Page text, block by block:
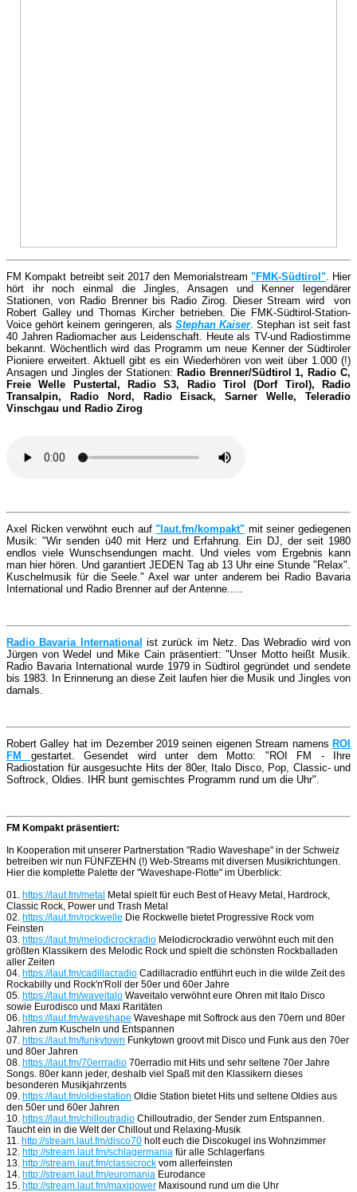
FM Kompakt betreibt seit 2017 den Memorialstream "FMK-Südtirol". Hier
hört ihr noch einmal die Jingles, Ansagen und Kenner legendärer
Stationen, von Radio Brenner bis Radio Zirog. Dieser Stream wird von
Robert Galley und Thomas Kircher betrieben. Die FMK-Südtirol-Station-
Voice gehört keinem geringeren, als Stephan Kaiser.Stephan ist seit fast
40 Jahren Radiomacher aus Leidenschaft. Heute als TV-und Radiostimme
bekannt. Wöchentlich wird das Programm um neue Kenner der Südtiroler
Pioniere erweitert. Aktuell gibt es ein Wiederhören von weit über 1.000 (!)
Ansagen und Jingles der Stationen: Radio Brenner/Südtirol 1, Radio C,
Freie Welle Pustertal, Radio S3, Radio Tirol (Dorf Tirol), Radio
Transalpin, Radio Nord, Radio Eisack, Sarner Welle, Teleradio
Vinschgau und Radio Zirog
Axel Ricken verwöhnt euch auf"laut.fm/kompakt" mit seiner gediegenen
Musik: "Wir senden ü40 mit Herz und Erfahrung. Ein DJ, der seit 1980
endlos viele Wunschsendungen macht. Und vieles vom Ergebnis kann
man hier hören. Und garantiert JEDEN Tag ab 13 Uhr eine Stunde "Relax".
Kuschelmusik für die Seele." Axel war unter anderem bei Radio Bavaria
International und Radio Brenner auf der Antenne.....
Radio Bavaria International ist zurück im Netz. Das Webradio wird von
Jürgen von Wedel und Mike Cain präsentiert: "Unser Motto heißt Musik.
Radio Bavaria International wurde 1979 in Südtirol gegründet und sendete
bis 1983. In Erinnerung an diese Zeit laufen hier die Musik und Jingles von
damals.
Robert Galley hat im Dezember 2019 seinen eigenen Stream namens ROI
FM
gestartet. Gesendet wird unter dem Motto: "ROI FM - Ihre
Radiostation für ausgesuchte Hits der 80er, Italo Disco, Pop, Classic- und
Softrock, Oldies. IHR bunt gemischtes Programm rund um die Uhr".
FM Kompakt präsentiert:
In Kooperation mit unserer Partnerstation "Radio Waveshape" in der Schweiz
betreiben wir nun FÜNFZEHN (!) Web-Streams mit diversen Musikrichtungen.
Hier die komplette Palette der "Waveshape-Flotte" im Überblick:
01. https://laut.fm/metal Metal spielt für euch Best of Heavy Metal, Hardrock,
Classic Rock, Power und Trash Metal
02. https://laut.fm/rockwelle Die Rockwelle bietet Progressive Rock vom
Feinsten
03. https://laut.fm/melodicrockradio Melodicrockradio verwöhnt euch mit den
größten Klassikern des Melodic Rock und spielt die schönsten Rockballaden
aller Zeiten
04. https://laut.fm/cadillacradio Cadillacradio entführt euch in die wilde Zeit des
Rockabilly und Rock'n'Roll der 50er und 60er Jahre
05. https://laut.fm/waveitalo Waveitalo verwöhnt eure Ohren mit Italo Disco
sowie Eurodisco und Maxi Raritäten
06. https://laut.fm/waveshape Waveshape mit Softrock aus den 70ern und 80er
Jahren zum Kuscheln und Entspannen
07. https://laut.fm/funkytown Funkytown groovt mit Disco und Funk aus den 70er
und 80er Jahren
08. https://laut.fm/70errradio 70erradio mit Hits und sehr seltene 70er Jahre
Songs. 80er kann jeder, deshalb viel Spaß mit den Klassikern dieses
besonderen Musikjahrzents
09. https://laut.fm/oldiestation Oldie Station bietet Hits und seltene Oldies aus
den 50er und 60er Jahren
10. https://laut.fm/chilloutradio Chilloutradio, der Sender zum Entspannen.
Taucht ein in die Welt der Chillout und Relaxing-Musik
11. http://stream.laut.fm/disco70 holt euch die Discokugel ins Wohnzimmer
12. http://stream.laut.fm/schlagermania für alle Schlagerfans
13. http://stream.laut.fm/classicrock vom allerfeinsten
14. http://stream.laut.fm/euromania Eurodance
15. http://stream.laut.fm/maxipower Maxisound rund um die Uhr